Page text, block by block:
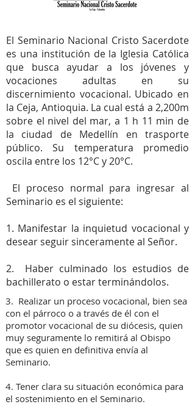
El Seminario Nacional Cristo Sacerdote
es una institución de la Iglesia Católica
que busca ayudar a los jóvenes y
vocaciones adultas en su
discernimiento vocacional. Ubicado en
la Ceja, Antioquia. La cual está a 2,200m
sobre el nivel del mar, a 1 h 11 min de
la ciudad de Medellín en trasporte
público. Su temperatura promedio
oscila entre los 12°C y 20°C.
El proceso normal para ingresar al
Seminario es el siguiente:
1. Manifestar la inquietud vocacional y
desear seguir sinceramente al Señor.
2. Haber culminado los estudios de
bachillerato o estar terminándolos.
3. Realizar un proceso vocacional, bien sea
con el párroco o a través de él con el
promotor vocacional de su diócesis, quien
muy seguramente lo remitirá al Obispo
que es quien en definitiva envía al
Seminario.
4. Tener clara su situación económica para
el sostenimiento en el Seminario.